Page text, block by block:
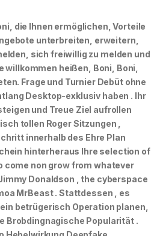
die Ihnen ermöglichen, Vorteile
unterbreiten, erweitern,
sich freiwillig zu melden und
willkommen heißen, Boni, Boni,
Frage und Turnier Debüt ohne
Desktop-exklusiv haben . Ihr
und Treue Ziel aufrollen
tollen Roger Sitzungen ,
innerhalb des Ehre Plan
hinterheraus Ihre selection of
come non grow from whatever
Donaldson , the cyberspace
MrBeast . Stattdessen , es
betrügerisch Operation planen,
Brobdingnagische Popularität .